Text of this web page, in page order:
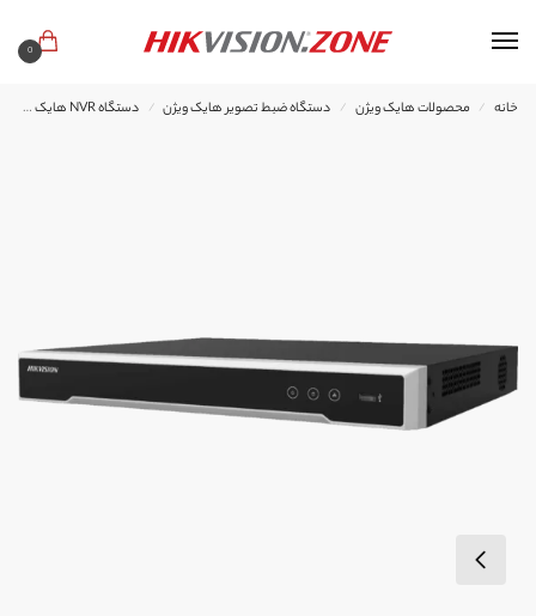
0
خانه / محصولات هایک ویژن / دستگاه ضبط تصویر هایک ویژن / دستگاه NVR هایک ویژن